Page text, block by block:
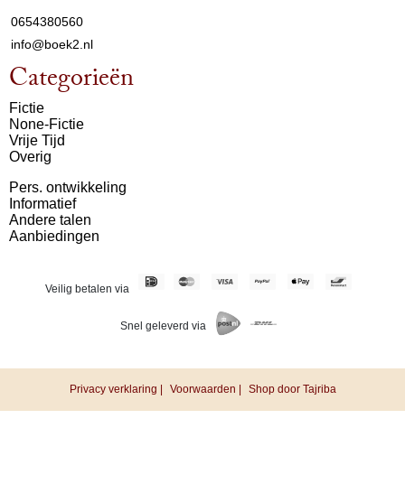
0654380560
info@boek2.nl
Categorieën
Fictie
None-Fictie
Vrije Tijd
Overig
Pers. ontwikkeling
Informatief
Andere talen
Aanbiedingen
Veilig betalen via
Snel geleverd via
Privacy verklaring | Voorwaarden | Shop door Tajriba